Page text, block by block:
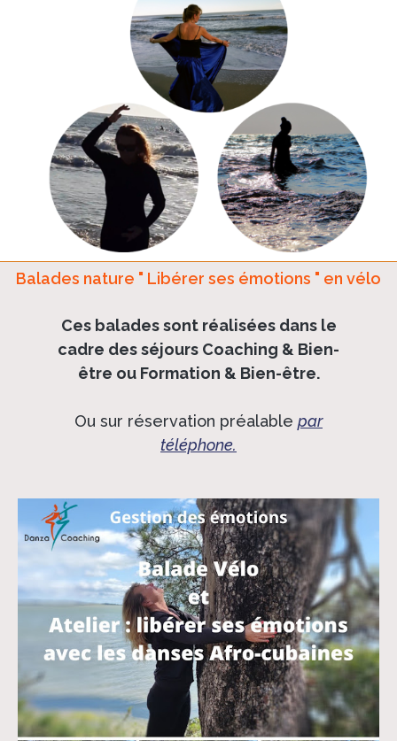
Balades nature " Libérer ses émotions " en vélo
Ces balades sont réalisées dans le
cadre des séjours Coaching & Bien-
être ou Formation & Bien-être.
Ou sur réservation préalable par
téléphone.